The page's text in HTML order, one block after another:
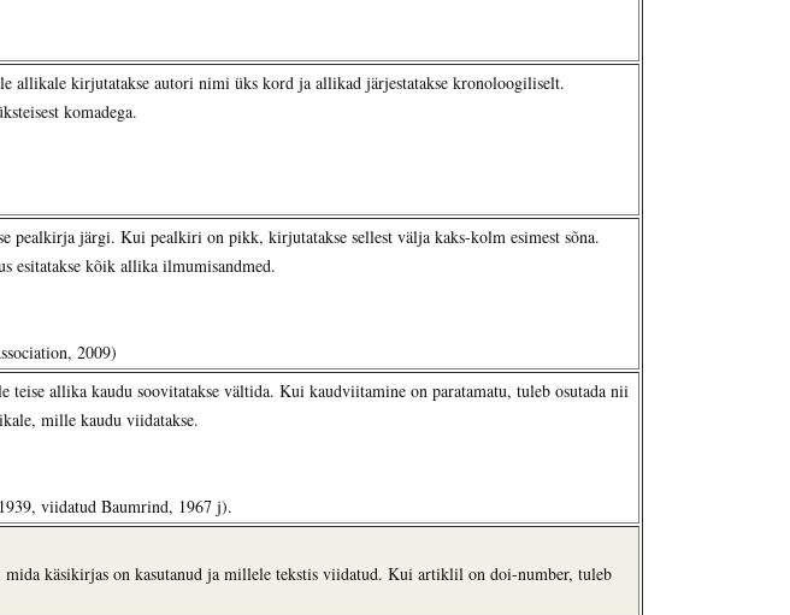
allikale kirjutatakse autori nimi üks kord ja allikad järjestatakse kronoloogiliselt.
komadega.
pealkirja järgi. Kui pealkiri on pikk, kirjutatakse sellest välja kaks-kolm esimest sõna.
esitatakse kõik allika ilmumisandmed.
2009)
teise allika kaudu soovitatakse vältida. Kui kaudviitamine on paratamatu, tuleb osutada nii
mille kaudu viidatakse.
viidatud Baumrind, 1967 j).
mida käsikirjas on kasutanud ja millele tekstis viidatud. Kui artiklil on doi-number, tuleb